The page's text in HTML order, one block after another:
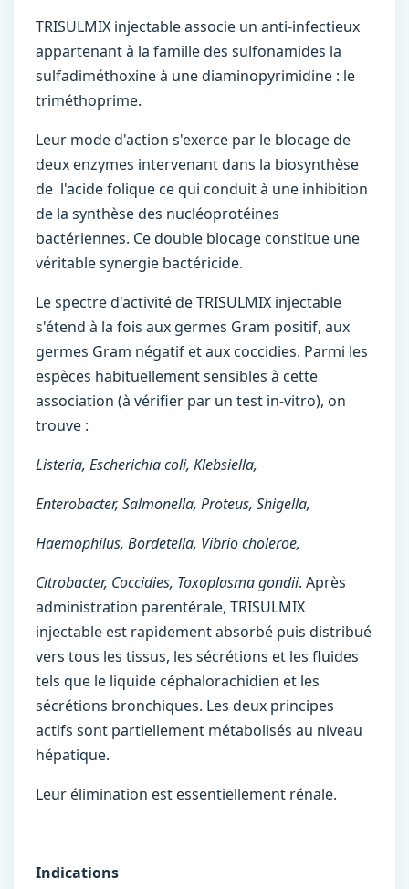
TRISULMIX injectable associe un anti-infectieux
appartenant à la famille des sulfonamides la
sulfadiméthoxine à une diaminopyrimidine : le
triméthoprime.
Leur mode d'action s'exerce par le blocage de
deux enzymes intervenant dans la biosynthèse
de l'acide folique ce qui conduit à une inhibition
de la synthèse des nucléoprotéines
bactériennes. Ce double blocage constitue une
véritable synergie bactéricide.
Le spectre d'activité de TRISULMIX injectable
s'étend à la fois aux germes Gram positif, aux
germes Gram négatif et aux coccidies. Parmi les
espèces habituellement sensibles à cette
association (à vérifier par un test in-vitro), on
trouve :
Listeria, Escherichia coli, Klebsiella,
Enterobacter, Salmonella, Proteus, Shigella,
Haemophilus, Bordetella, Vibrio choleroe,
Citrobacter, Coccidies, Toxoplasma gondii. Après
administration parentérale, TRISULMIX
injectable est rapidement absorbé puis distribué
vers tous les tissus, les sécrétions et les fluides
tels que le liquide céphalorachidien et les
sécrétions bronchiques. Les deux principes
actifs sont partiellement métabolisés au niveau
hépatique.
Leur élimination est essentiellement rénale.
Indications